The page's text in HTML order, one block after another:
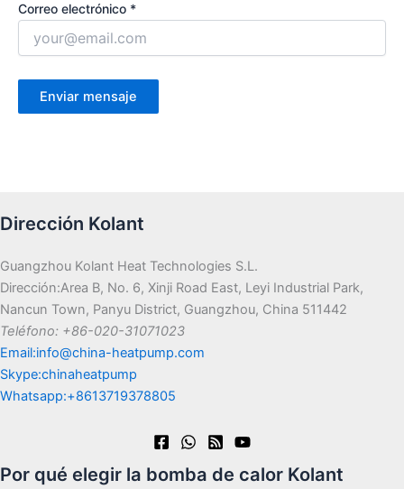
Correo electrónico *
Dirección Kolant
Guangzhou Kolant Heat Technologies S.L.
Dirección:Area B, No. 6, Xinji Road East, Leyi Industrial Park,
Nancun Town, Panyu District, Guangzhou, China 511442
Teléfono: +86-020-31071023
Email:info@china-heatpump.com
Skype:chinaheatpump
Whatsapp:+8613719378805
Por qué elegir la bomba de calor Kolant